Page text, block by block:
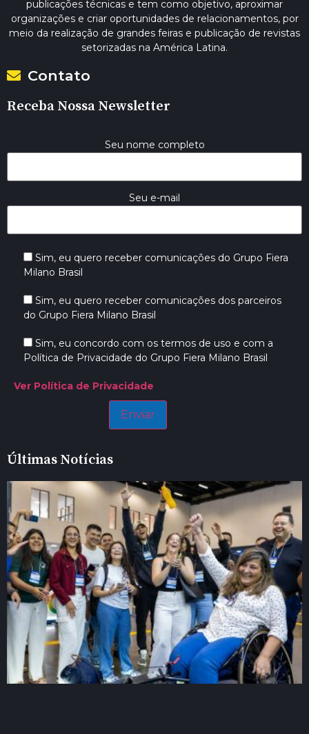
publicações técnicas e tem como objetivo, aproximar
organizações e criar oportunidades de relacionamentos, por
meio da realização de grandes feiras e publicação de revistas
setorizadas na América Latina.
Contato
Receba Nossa Newsletter
Seu nome completo
Seu e-mail
Sim, eu quero receber comunicações do Grupo Fiera
Milano Brasil
Sim, eu quero receber comunicações dos parceiros
do Grupo Fiera Milano Brasil
Sim, eu concordo com os termos de uso e com a
Política de Privacidade do Grupo Fiera Milano Brasil
Ver Política de Privacidade
Últimas Notícias